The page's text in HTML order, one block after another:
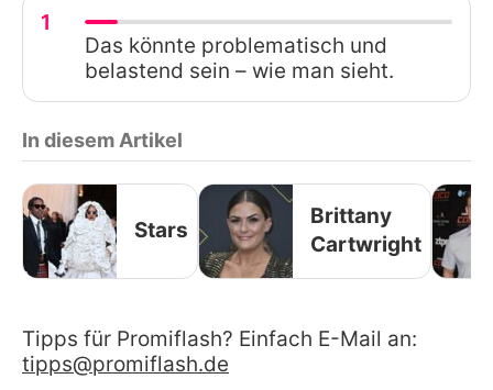
1
Das könnte problematisch und
belastend sein – wie man sieht.
In diesem Artikel
Stars
Brittany
Cartwright
Tipps für Promiflash? Einfach E-Mail an:
tipps@promiflash.de